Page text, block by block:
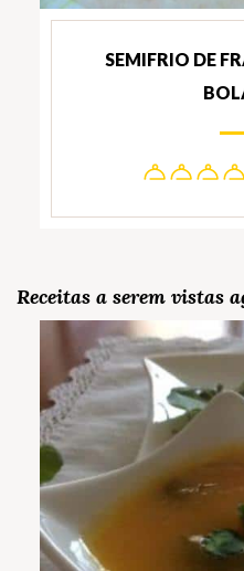
SEMIFRIO DE
Receitas a serem vistas